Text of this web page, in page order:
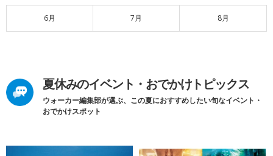
6月 7月 8月
夏休みのイベント・おでかけトピックス
ウォーカー編集部が選ぶ、この夏におすすめしたい旬なイベント・
おでかけスポット